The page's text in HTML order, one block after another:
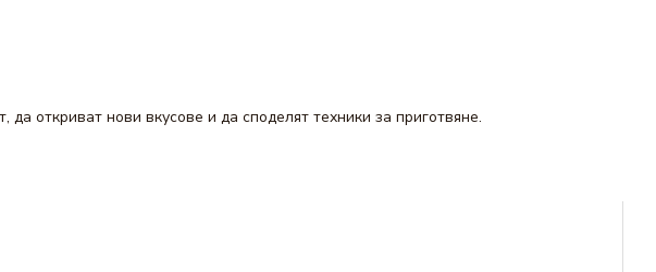
откриват нови вкусове и да споделят техники за приготвяне.
богато разнообразие за вашето удоволствие.